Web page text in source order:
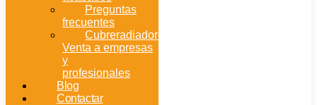
Preguntas
frecuentes
Cubreradiadores:
Venta a empresas
y
profesionales
Blog
Contactar